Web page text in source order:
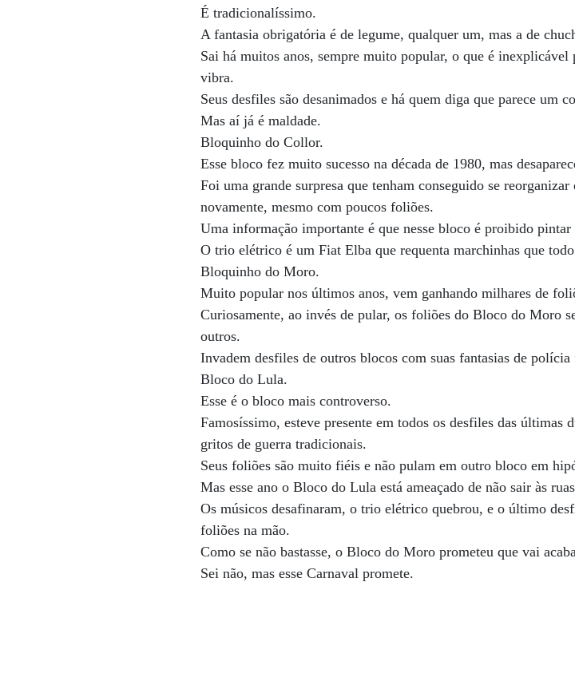
É tradicionalíssimo.
A fantasia obrigatória é de legume, qualquer um, mas a de
Sai há muitos anos, sempre muito popular, o que é
vibra.
Seus desfiles são desanimados e há quem diga que parece um
Mas aí já é maldade.
Bloquinho do Collor.
Esse bloco fez muito sucesso na década de 1980, mas
Foi uma grande surpresa que tenham conseguido se
novamente, mesmo com poucos foliões.
Uma informação importante é que nesse bloco é proibido pintar
O trio elétrico é um Fiat Elba que requenta marchinhas que
Bloquinho do Moro.
Muito popular nos últimos anos, vem ganhando milhares de
Curiosamente, ao invés de pular, os foliões do Bloco do Moro
outros.
Invadem desfiles de outros blocos com suas fantasias de
Bloco do Lula.
Esse é o bloco mais controverso.
Famosíssimo, esteve presente em todos os desfiles das últimas
gritos de guerra tradicionais.
Seus foliões são muito fiéis e não pulam em outro bloco em
Mas esse ano o Bloco do Lula está ameaçado de não sair às
Os músicos desafinaram, o trio elétrico quebrou, e o último
foliões na mão.
Como se não bastasse, o Bloco do Moro prometeu que vai
Sei não, mas esse Carnaval promete.